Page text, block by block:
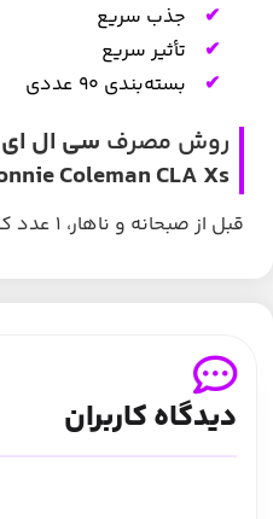
جذب سریع
تأثیر سریع
بسته‌بندی ۹۰ عددی
روش مصرف سی ال
Coleman CLA Xs
قبل از صبحانه و ناهار، ۱ عدد کپسول مصرف شود.
دیدگاه کاربران